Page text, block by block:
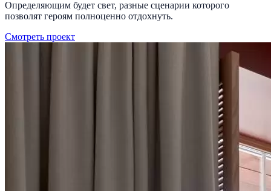
Определяющим будет свет, разные сценарии которого
позволят героям полноценно отдохнуть.
Смотреть проект